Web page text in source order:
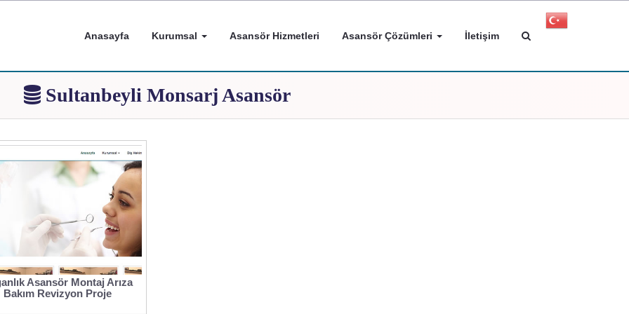
Anasayfa Kurumsal Asansör Hizmetleri Asansör Çözümleri İletişim
Sultanbeyli Monsarj Asansör
Asansör Montaj Arıza
Bakım Revizyon Proje